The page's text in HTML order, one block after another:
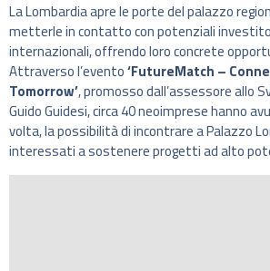
La Lombardia apre le porte del palazzo
metterle in contatto con potenziali
internazionali, offrendo loro concrete
Attraverso l’evento‘FutureMatch –
Tomorrow’, promosso dall’assessore allo
Guido Guidesi, circa 40 neoimprese hanno
volta, la possibilità di incontrare a Palazzo
interessati a sostenere progetti ad alto